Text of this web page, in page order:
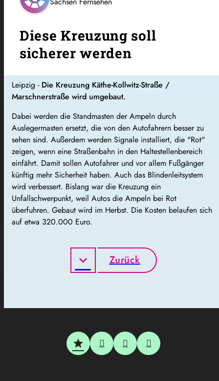
Diese Kreuzung soll
sicherer werden
Leipzig - Die Kreuzung Käthe-Kollwitz-Straße /
Marschnerstraße wird umgebaut.
Dabei werden die Standmasten der Ampeln durch
Auslegermasten ersetzt, die von den Autofahrern besser zu
sehen sind. Außerdem werden Signale installiert, die "Rot"
zeigen, wenn eine Straßenbahn in den Haltestellenbereich
einfährt. Damit sollen Autofahrer und vor allem Fußgänger
künftig mehr Sicherheit haben. Auch das Blindenleitsystem
wird verbessert. Bislang war die Kreuzung ein
Unfallschwerpunkt, weil Autos die Ampeln bei Rot
überfuhren. Gebaut wird im Herbst. Die Kosten belaufen sich
auf etwa 320.000 Euro.
Zurück